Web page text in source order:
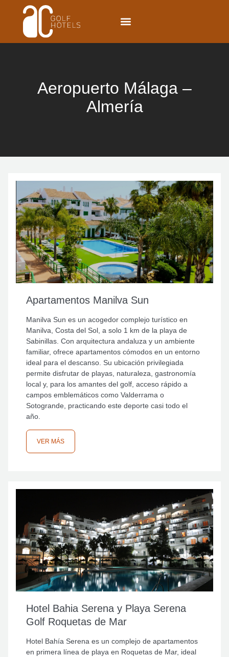
Aeropuerto Málaga –
Almería
Apartamentos Manilva Sun
Manilva Sun es un acogedor complejo turístico en
Manilva, Costa del Sol, a solo 1 km de la playa de
Sabinillas. Con arquitectura andaluza y un ambiente
familiar, ofrece apartamentos cómodos en un entorno
ideal para el descanso. Su ubicación privilegiada
permite disfrutar de playas, naturaleza, gastronomía
local y, para los amantes del golf, acceso rápido a
campos emblemáticos como Valderrama o
Sotogrande, practicando este deporte casi todo el
año.
VER MÁS
Hotel Bahia Serena y Playa Serena
Golf Roquetas de Mar
Hotel Bahía Serena es un complejo de apartamentos
en primera línea de playa en Roquetas de Mar, ideal